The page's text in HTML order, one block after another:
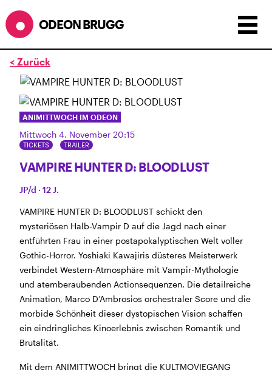
ODEON BRUGG
Anzeigen als:
ÖFFNUNGSZEITEN
während demODEONAirim
1.8.)
Barbetrieb im Geissenschachen ab 18 Uhr bis
Küche ab 18 bis 20.45 Uhr
Filmstart um 21.30 Uhr
Mittwoch geschlossen
SOMMERÖFFNUNGSZEITEN
CINEMA2.7. bis 1.9. geschlossen
BÜHNE2.7. bis 3.9. geschlossen
ZMITTAG2.7. bis 9.8. geschlossen
BAR+BISTRO10.7. bis 1.8. findet ihr unsere Bar ab 18
Uhr im Geissenschachen
ab dem 10.8. sind wir wieder im Haus und freuen uns
< Zurück
ANIMITTWOCH IM ODEON
Mittwoch 4. November 20:15
TICKETS TRAILER
VAMPIRE HUNTER D: BLOODLUST
JP/d · 12 J.
VAMPIRE HUNTER D: BLOODLUST schickt den
mysteriösen Halb-Vampir D auf die Jagd nach einer
entführten Frau in einer postapokalyptischen Welt voller
Gothic-Horror. Yoshiaki Kawajiris düsteres Meisterwerk
verbindet Western-Atmosphäre mit Vampir-Mythologie
und atemberaubenden Actionsequenzen. Die detailreiche
Animation, Marco D’Ambrosios orchestraler Score und die
morbide Schönheit dieser dystopischen Vision schaffen
ein eindringliches Kinoerlebnis zwischen Romantik und
Brutalität.
Mit dem ANIMITTWOCH bringt die KULTMOVIEGANG